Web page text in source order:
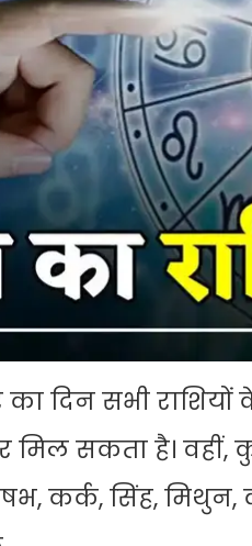
दिन सभी
सकता है। वहीं,
कर्क, सिंह,